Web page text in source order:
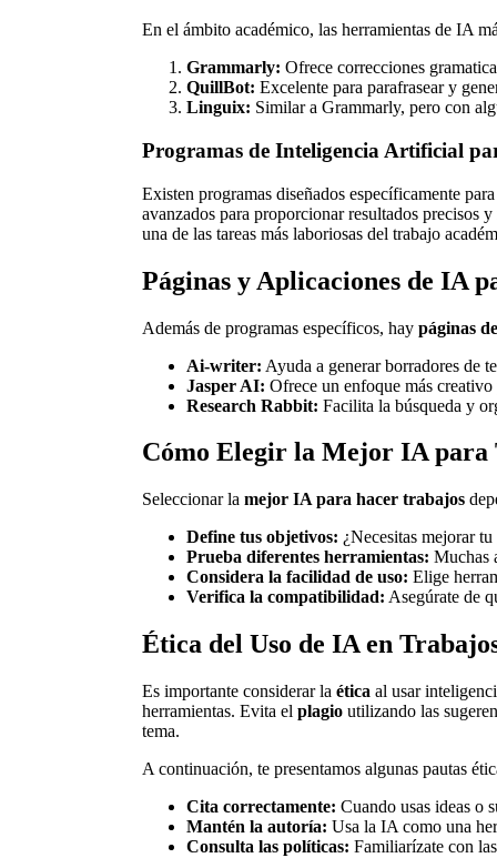
En el ámbito académico, las herramientas de IA
Grammarly: Ofrece correcciones
QuillBot: Excelente para parafrasear y
Linguix: Similar a Grammarly, pero con
Programas de Inteligencia Artificial
Existen programas diseñados específicamente
avanzados para proporcionar resultados precisos
una de las tareas más laboriosas del trabajo
Páginas y Aplicaciones de IA
Además de programas específicos, hay páginas
Ai-writer: Ayuda a generar borradores de
Jasper AI: Ofrece un enfoque más
Research Rabbit: Facilita la búsqueda y
Cómo Elegir la Mejor IA para
Seleccionar la mejor IA para hacer trabajos
Define tus objetivos: ¿Necesitas mejorar
Prueba diferentes herramientas: Muchas
Considera la facilidad de uso: Elige
Verifica la compatibilidad: Asegúrate de
Ética del Uso de IA en
Es importante considerar la ética al usar
herramientas. Evita el plagio utilizando las
tema.
A continuación, te presentamos algunas pautas
Cita correctamente: Cuando usas ideas o
Mantén la autoría: Usa la IA como una
Consulta las políticas: Familiarízate con